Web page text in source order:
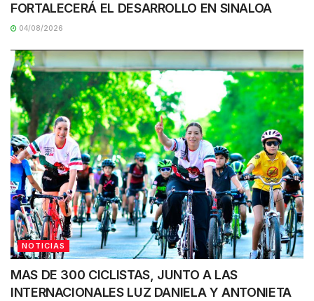
FORTALECERÁ EL DESARROLLO EN SINALOA
04/08/2026
NOTICIAS
MAS DE 300 CICLISTAS, JUNTO A LAS
INTERNACIONALES LUZ DANIELA Y ANTONIETA